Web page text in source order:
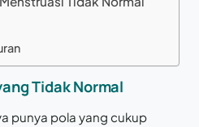
Tidak Normal
punya pola yang cukup